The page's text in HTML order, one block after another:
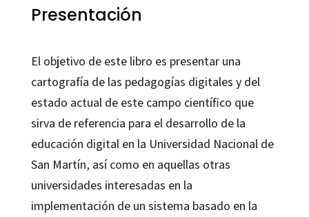
Presentación
El objetivo de este libro es presentar una
cartografía de las pedagogías digitales y del
estado actual de este campo científico que
sirva de referencia para el desarrollo de la
educación digital en la Universidad Nacional de
San Martín, así como en aquellas otras
universidades interesadas en la
implementación de un sistema basado en la